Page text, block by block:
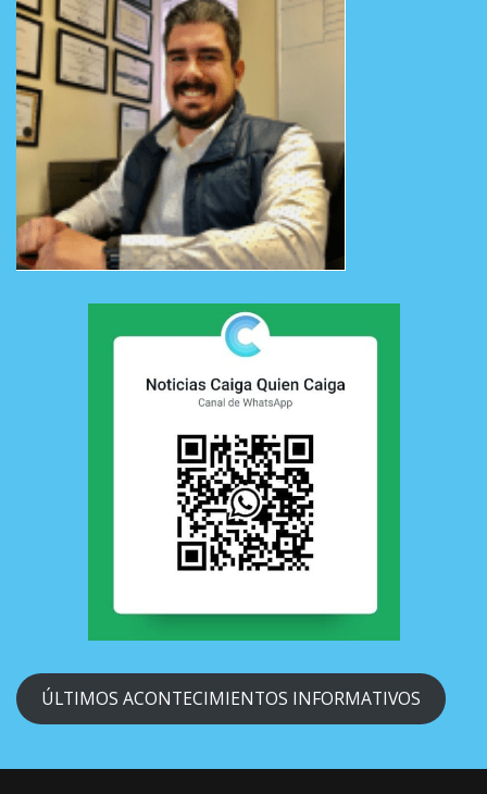
ÚLTIMOS ACONTECIMIENTOS INFORMATIVOS